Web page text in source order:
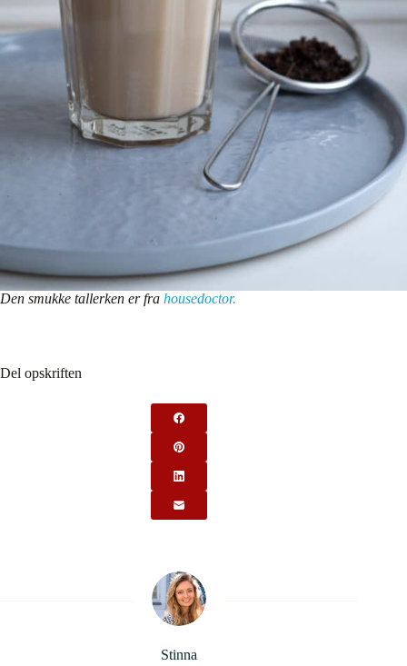
Den smukke tallerken er fra housedoctor.
Del opskriften
Stinna